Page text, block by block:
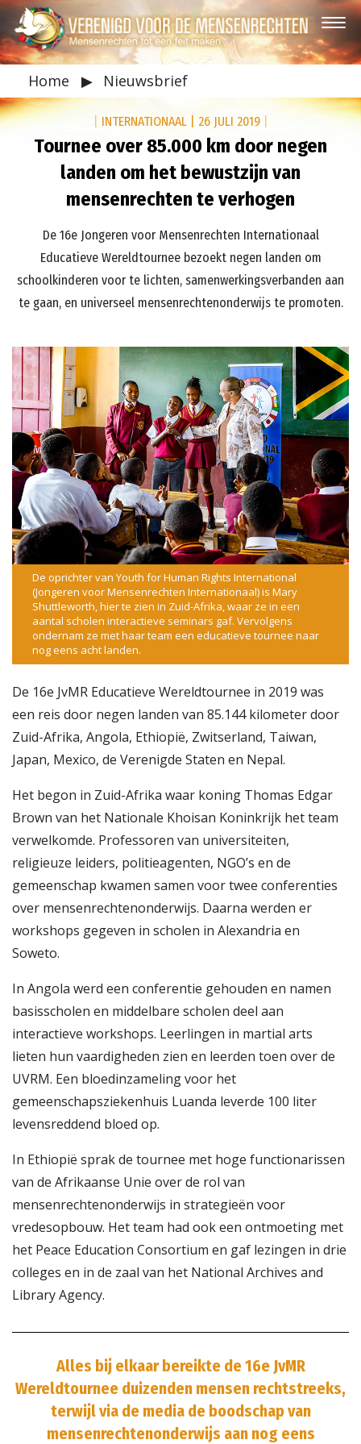
Home ▶ Nieuwsbrief
INTERNATIONAAL 26 JULI 2019
Tournee over 85.000 km door negen
landen om het bewustzijn van
mensenrechten te verhogen
De 16e Jongeren voor Mensenrechten Internationaal
Educatieve Wereldtournee bezoekt negen landen om
schoolkinderen voor te lichten, samenwerkingsverbanden aan
te gaan, en universeel mensenrechtenonderwijs te promoten.
De oprichter van Youth for Human Rights International
(Jongeren voor Mensenrechten Internationaal) is Mary
Shuttleworth, hier te zien in Zuid-Afrika, waar ze in een
aantal scholen interactieve seminars gaf. Vervolgens
ondernam ze met haar team een educatieve tournee naar
nog eens acht landen.
De 16e JvMR Educatieve Wereldtournee in 2019 was
een reis door negen landen van 85.144 kilometer door
Zuid-Afrika, Angola, Ethiopië, Zwitserland, Taiwan,
Japan, Mexico, de Verenigde Staten en Nepal.
Het begon in Zuid-Afrika waar koning Thomas Edgar
Brown van het Nationale Khoisan Koninkrijk het team
verwelkomde. Professoren van universiteiten,
religieuze leiders, politieagenten, NGO’s en de
gemeenschap kwamen samen voor twee conferenties
over mensenrechtenonderwijs. Daarna werden er
workshops gegeven in scholen in Alexandria en
Soweto.
In Angola werd een conferentie gehouden en namen
basisscholen en middelbare scholen deel aan
interactieve workshops. Leerlingen in martial arts
lieten hun vaardigheden zien en leerden toen over de
UVRM. Een bloedinzameling voor het
gemeenschapsziekenhuis Luanda leverde 100 liter
levensreddend bloed op.
In Ethiopië sprak de tournee met hoge functionarissen
van de Afrikaanse Unie over de rol van
mensenrechtenonderwijs in strategieën voor
vredesopbouw. Het team had ook een ontmoeting met
het Peace Education Consortium en gaf lezingen in drie
colleges en in de zaal van het National Archives and
Library Agency.
Alles bij elkaar bereikte de 16e JvMR
Wereldtournee duizenden mensen rechtstreeks,
terwijl via de media de boodschap van
mensenrechtenonderwijs aan nog eens